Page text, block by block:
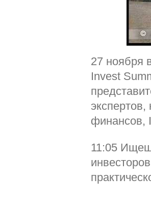
27 ноября
Invest
финансов,
11:05